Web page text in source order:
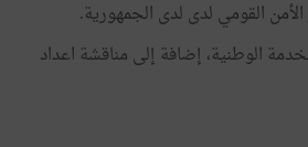
القومي لدى لدى الجمهورية.
الوطنية، إضافة إلى مناقشة اعداد